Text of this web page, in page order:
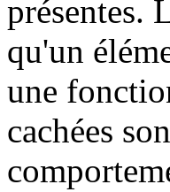
présentes.
qu'un
une
cachées